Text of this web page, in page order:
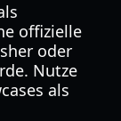
offizielle
oder
Nutze
als